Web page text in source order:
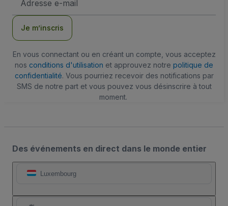
e-
Je m’inscris
En vous connectant ou en créant un compte, vous acceptez
nos conditions d'utilisation et approuvez notre politique de
confidentialité. Vous pourriez recevoir des notifications par
SMS de notre part et vous pouvez vous désinscrire à tout
moment.
Des événements en direct dans le monde entier
Luxembourg